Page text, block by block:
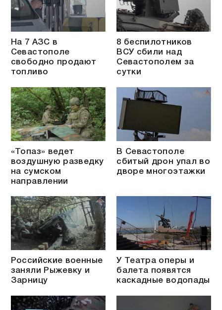
На 7 АЗС в
Севастополе
свободно продают
топливо
8 беспилотников
ВСУ сбили над
Севастополем за
сутки
«Топаз» ведет
воздушную разведку
на сумском
направлении
В Севастополе
сбитый дрон упал во
дворе многоэтажки
Российские военные
заняли Рыжевку и
Зарницу
У Театра оперы и
балета появятся
каскадные водопады